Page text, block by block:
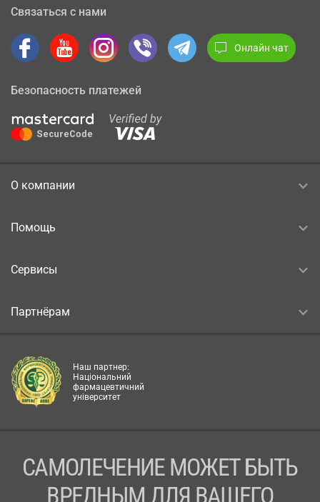
Связаться с нами
Онлайн чат
Безопасность платежей
О компании
Помощь
Сервисы
Партнёрам
Наш партнер:
Національний
фармацевтичний
університет
САМОЛЕЧЕНИЕ МОЖЕТ БЫТЬ
ВРЕДНЫМ ДЛЯ ВАШЕГО